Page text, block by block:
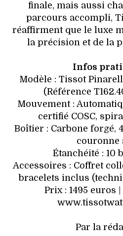
finale, mais aussi
parcours accompli,
réaffirment que le luxe
la précision et de la
Infos
Modèle : Tissot
(Référence
Mouvement :
certifié COSC,
Boîtier : Carbone forgé,
couronne
Étanchéité : 10
Accessoires : Coffret
bracelets inclus
Prix : 1495 euros
Par la